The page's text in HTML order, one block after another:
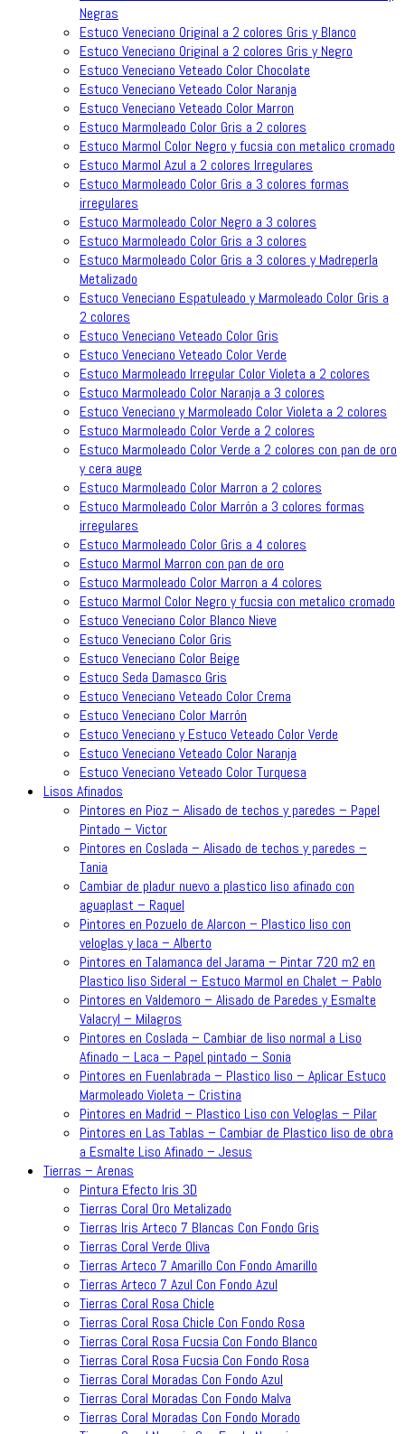
Negras
Estuco Veneciano Original a 2 colores Gris y Blanco
Estuco Veneciano Original a 2 colores Gris y Negro
Estuco Veneciano Veteado Color Chocolate
Estuco Veneciano Veteado Color Naranja
Estuco Veneciano Veteado Color Marron
Estuco Marmoleado Color Gris a 2 colores
Estuco Marmol Color Negro y fucsia con metalico cromado
Estuco Marmol Azul a 2 colores Irregulares
Estuco Marmoleado Color Gris a 3 colores formas
irregulares
Estuco Marmoleado Color Negro a 3 colores
Estuco Marmoleado Color Gris a 3 colores
Estuco Marmoleado Color Gris a 3 colores y Madreperla
Metalizado
Estuco Veneciano Espatuleado y Marmoleado Color Gris a
2 colores
Estuco Veneciano Veteado Color Gris
Estuco Veneciano Veteado Color Verde
Estuco Marmoleado Irregular Color Violeta a 2 colores
Estuco Marmoleado Color Naranja a 3 colores
Estuco Veneciano y Marmoleado Color Violeta a 2 colores
Estuco Marmoleado Color Verde a 2 colores
Estuco Marmoleado Color Verde a 2 colores con pan de oro
y cera auge
Estuco Marmoleado Color Marron a 2 colores
Estuco Marmoleado Color Marrón a 3 colores formas
irregulares
Estuco Marmoleado Color Gris a 4 colores
Estuco Marmol Marron con pan de oro
Estuco Marmoleado Color Marron a 4 colores
Estuco Marmol Color Negro y fucsia con metalico cromado
Estuco Veneciano Color Blanco Nieve
Estuco Veneciano Color Gris
Estuco Veneciano Color Beige
Estuco Seda Damasco Gris
Estuco Veneciano Veteado Color Crema
Estuco Veneciano Color Marrón
Estuco Veneciano y Estuco Veteado Color Verde
Estuco Veneciano Veteado Color Naranja
Estuco Veneciano Veteado Color Turquesa
Lisos Afinados
Pintores en Pioz – Alisado de techos y paredes – Papel
Pintado – Victor
Pintores en Coslada – Alisado de techos y paredes –
Tania
Cambiar de pladur nuevo a plastico liso afinado con
aguaplast – Raquel
Pintores en Pozuelo de Alarcon – Plastico liso con
veloglas y laca – Alberto
Pintores en Talamanca del Jarama – Pintar 720 m2 en
Plastico liso Sideral – Estuco Marmol en Chalet – Pablo
Pintores en Valdemoro – Alisado de Paredes y Esmalte
Valacryl – Milagros
Pintores en Coslada – Cambiar de liso normal a Liso
Afinado – Laca – Papel pintado – Sonia
Pintores en Fuenlabrada – Plastico liso – Aplicar Estuco
Marmoleado Violeta – Cristina
Pintores en Madrid – Plastico Liso con Veloglas – Pilar
Pintores en Las Tablas – Cambiar de Plastico liso de obra
a Esmalte Liso Afinado – Jesus
Tierras – Arenas
Pintura Efecto Iris 3D
Tierras Coral Oro Metalizado
Tierras Iris Arteco 7 Blancas Con Fondo Gris
Tierras Coral Verde Oliva
Tierras Arteco 7 Amarillo Con Fondo Amarillo
Tierras Arteco 7 Azul Con Fondo Azul
Tierras Coral Rosa Chicle
Tierras Coral Rosa Chicle Con Fondo Rosa
Tierras Coral Rosa Fucsia Con Fondo Blanco
Tierras Coral Rosa Fucsia Con Fondo Rosa
Tierras Coral Moradas Con Fondo Azul
Tierras Coral Moradas Con Fondo Malva
Tierras Coral Moradas Con Fondo Morado